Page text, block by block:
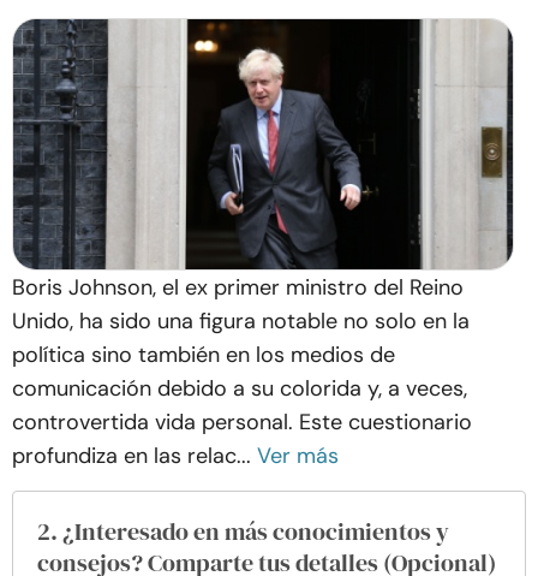
Boris Johnson, el ex primer ministro del Reino
Unido, ha sido una figura notable no solo en la
política sino también en los medios de
comunicación debido a su colorida y, a veces,
controvertida vida personal. Este cuestionario
profundiza en las relac... Ver más
2. ¿Interesado en más conocimientos y
consejos? Comparte tus detalles (Opcional)